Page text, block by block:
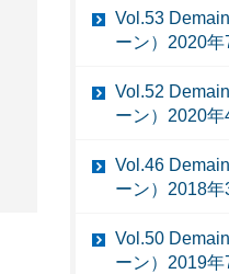
Vol.53
ーン）2020年
Vol.52
ーン）2020年
Vol.46
ーン）2018年
Vol.50
ーン）2019年